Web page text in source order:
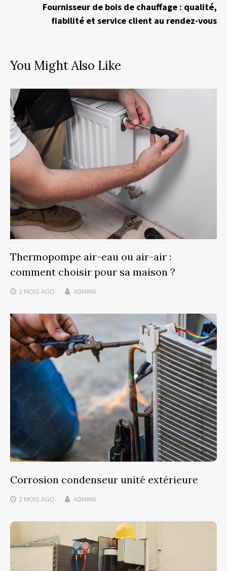
Fournisseur de bois de chauffage : qualité,
fiabilité et service client au rendez-vous
You Might Also Like
Thermopompe air-eau ou air-air :
comment choisir pour sa maison ?
2 MOIS AGO ADMIN6
Corrosion condenseur unité extérieure
2 MOIS AGO ADMIN6